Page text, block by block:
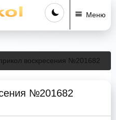
Меню
воскресения №201682
№201682